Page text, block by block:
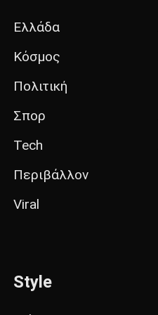
Ελλάδα
Κόσμος
Πολιτική
Σπορ
Tech
Περιβάλλον
Viral
Style